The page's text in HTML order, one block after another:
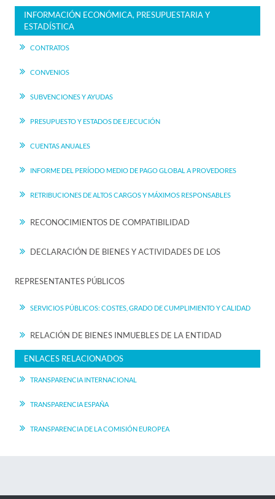
INFORMACIÓN ECONÓMICA, PRESUPUESTARIA Y
ESTADÍSTICA
CONTRATOS
CONVENIOS
SUBVENCIONES Y AYUDAS
PRESUPUESTO Y ESTADOS DE EJECUCIÓN
CUENTAS ANUALES
INFORME DEL PERÍODO MEDIO DE PAGO GLOBAL A PROVEDORES
RETRIBUCIONES DE ALTOS CARGOS Y MÁXIMOS RESPONSABLES
RECONOCIMIENTOS DE COMPATIBILIDAD
DECLARACIÓN DE BIENES Y ACTIVIDADES DE LOS
REPRESENTANTES PÚBLICOS
SERVICIOS PÚBLICOS: COSTES, GRADO DE CUMPLIMIENTO Y CALIDAD
RELACIÓN DE BIENES INMUEBLES DE LA ENTIDAD
ENLACES RELACIONADOS
TRANSPARENCIA INTERNACIONAL
TRANSPARENCIA ESPAÑA
TRANSPARENCIA DE LA COMISIÓN EUROPEA